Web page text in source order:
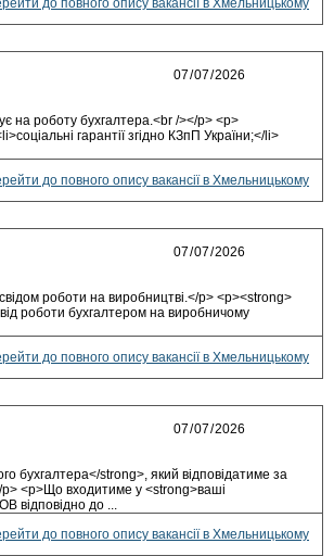
до повного опису вакансії в Хмельницькому
на роботу бухгалтера.<br /></p> <p>
гарантії згідно КЗпП України;</li>
до повного опису вакансії в Хмельницькому
роботи на виробництві.</p> <p><strong>
роботи бухгалтером на виробничому
до повного опису вакансії в Хмельницькому
бухгалтера</strong>, який відповідатиме за
p> <p>Що входитиме у <strong>ваші
відповідно до ...
до повного опису вакансії в Хмельницькому